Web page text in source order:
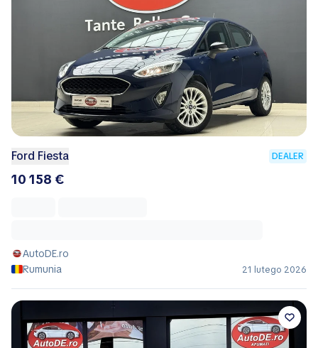
Ford Fiesta DEALER
10 158 €
AutoDE.ro
Rumunia
21 lutego 2026